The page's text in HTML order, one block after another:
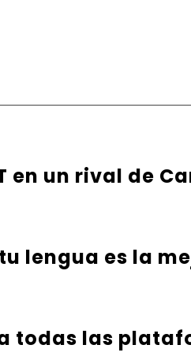
en un rival de
lengua es la
todas las